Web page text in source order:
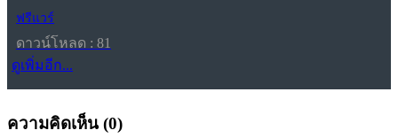
ฟรีแวร์
ดาวน์โหลด : 81
ดูเพิ่มอีก...
ความคิดเห็น (0)